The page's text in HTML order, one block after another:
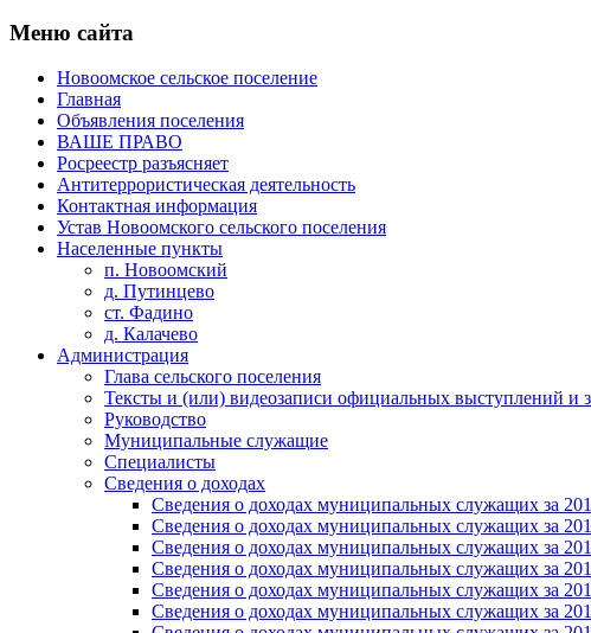
Меню сайта
Новоомское сельское поселение
Главная
Объявления поселения
ВАШЕ ПРАВО
Росреестр разъясняет
Антитеррористическая деятельность
Контактная информация
Устав Новоомского сельского поселения
Населенные пункты
п. Новоомский
д. Путинцево
ст. Фадино
д. Калачево
Администрация
Глава сельского поселения
Тексты и (или) видеозаписи официальных выступлений и
Руководство
Муниципальные служащие
Специалисты
Сведения о доходах
Сведения о доходах муниципальных служащих за
Сведения о доходах муниципальных служащих за
Сведения о доходах муниципальных служащих за
Сведения о доходах муниципальных служащих за
Сведения о доходах муниципальных служащих за
Сведения о доходах муниципальных служащих за